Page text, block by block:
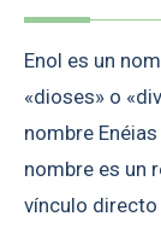
Enol es un
«dioses» o
nombre
nombre es un
vínculo